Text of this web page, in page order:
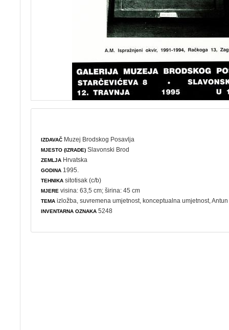
IZDAVAČ Muzej Brodskog Posavlja
MJESTO (IZRADE) Slavonski Brod
ZEMLJA Hrvatska
GODINA 1995.
TEHNIKA sitotisak (c/b)
MJERE visina: 63,5 cm; širina: 45 cm
TEMA izložba ,suvremena umjetnost ,konceptualna umjetnost ,
INVENTARNA OZNAKA 5248